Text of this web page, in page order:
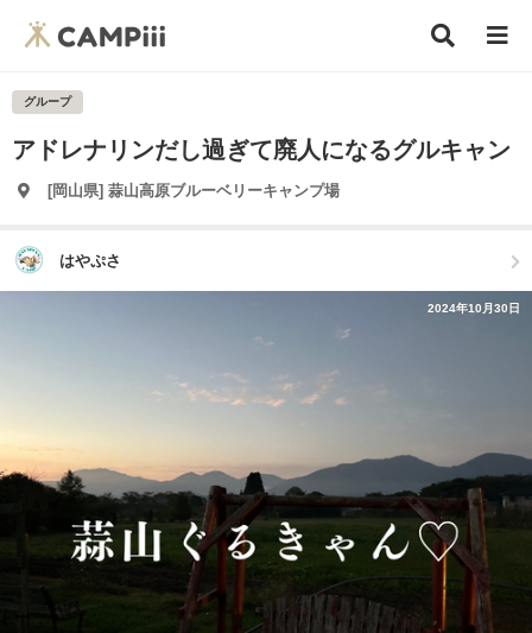
グループ
アドレナリンだし過ぎて廃人になるグルキャン
[岡山県] 蒜山高原ブルーベリーキャンプ場
はやぷさ
2024年10月30日